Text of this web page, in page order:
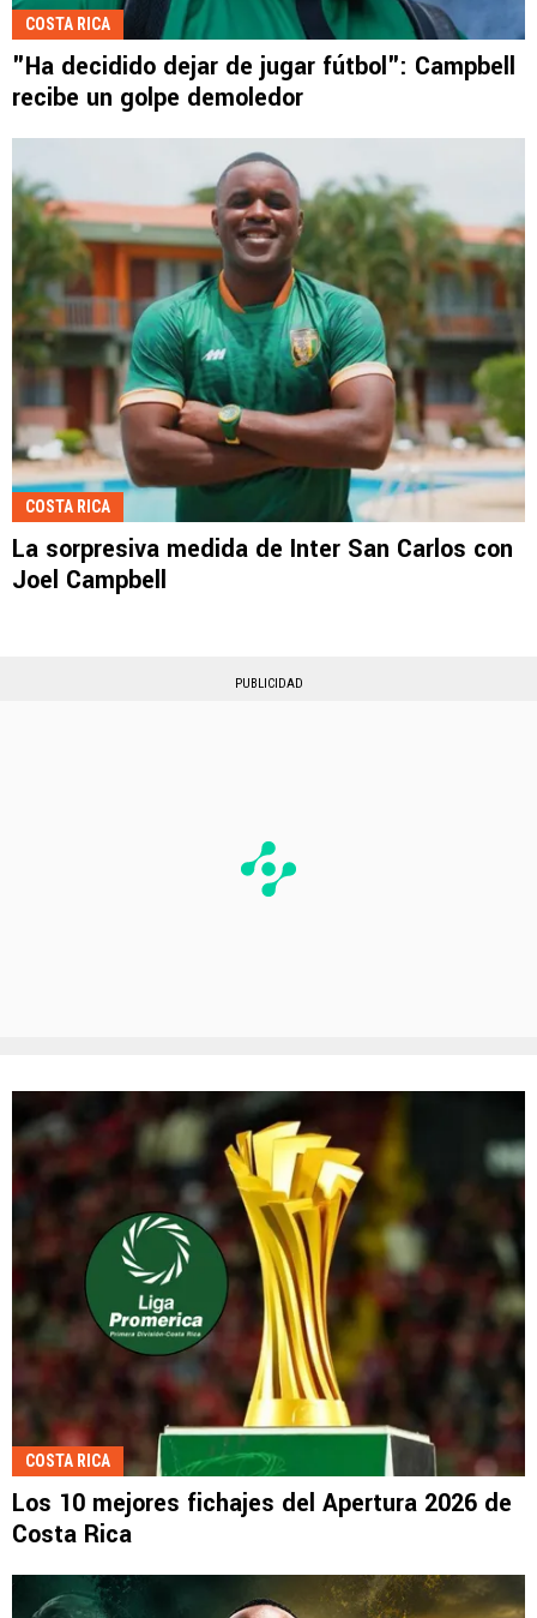
COSTA RICA
"Ha decidido dejar de jugar fútbol": Campbell
recibe un golpe demoledor
COSTA RICA
La sorpresiva medida de Inter San Carlos con
Joel Campbell
PUBLICIDAD
COSTA RICA
Los 10 mejores fichajes del Apertura 2026 de
Costa Rica